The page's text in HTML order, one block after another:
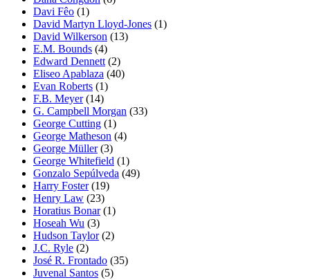
Davi Fêo (1)
David Martyn Lloyd-Jones (1)
David Wilkerson (13)
E.M. Bounds (4)
Edward Dennett(2)
Eliseo Apablaza (40)
Evan Roberts (1)
F.B. Meyer(14)
G. Campbell Morgan (33)
George Cutting (1)
George Matheson (4)
George Müller(3)
George Whitefield (1)
Gonzalo Sepúlveda (49)
Harry Foster(19)
Henry Law (23)
Horatius Bonar(1)
Hoseah Wu (3)
Hudson Taylor(2)
J.C. Ryle (2)
José R. Frontado (35)
Juvenal Santos (5)